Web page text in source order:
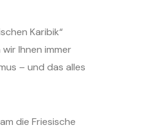
Karibik“
Ihnen immer
– und das alles
die Friesische